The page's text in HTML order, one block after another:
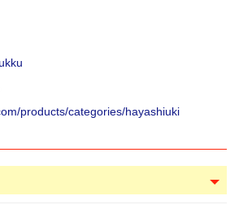
products/categories/hayashiuki